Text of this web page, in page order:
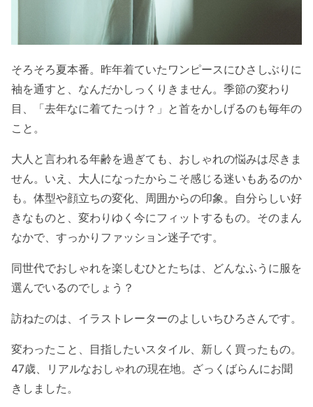
そろそろ夏本番。昨年着ていたワンピースにひさしぶりに
袖を通すと、なんだかしっくりきません。季節の変わり
目、「去年なに着てたっけ？」と首をかしげるのも毎年の
こと。
大人と言われる年齢を過ぎても、おしゃれの悩みは尽きま
せん。いえ、大人になったからこそ感じる迷いもあるのか
も。体型や顔立ちの変化、周囲からの印象。自分らしい好
きなものと、変わりゆく今にフィットするもの。そのまん
なかで、すっかりファッション迷子です。
同世代でおしゃれを楽しむひとたちは、どんなふうに服を
選んでいるのでしょう？
訪ねたのは、イラストレーターのよしいちひろさんです。
変わったこと、目指したいスタイル、新しく買ったもの。
47歳、リアルなおしゃれの現在地。ざっくばらんにお聞
きしました。